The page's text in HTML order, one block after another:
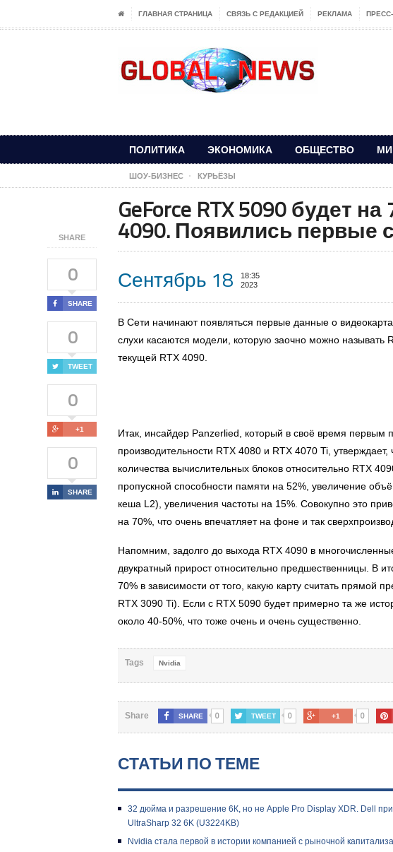
ГЛАВНАЯ СТРАНИЦА СВЯЗЬ С РЕДАКЦИЕЙ РЕКЛАМА
ПОЛИТИКА ЭКОНОМИКА ОБЩЕСТВО
ШОУ-БИЗНЕС КУРЬЁЗЫ
SHARE
0
SHARE
0
TWEET
0
+1
0
SHARE
GeForce RTX 5090 будет
4090. Появились первые
Сентябрь 18
18:35
2023
В Сети начинают появляться первые данные о
слухи касаются модели, которую заочно можно называть
текущей RTX 4090.
Итак, инсайдер Panzerlied, который в своё время первым
производительности RTX 4080 и RTX 4070 Ti,
количества вычислительных блоков относительно RTX
пропускной способности памяти на 52%, увеличение
кеша L2), увеличения частоты на 15%. Совокупно это
на 70%, что очень впечатляет на фоне и так
Напомним, задолго до выхода RTX 4090 в
двукратный прирост относительно предшественницы. В
70% в зависимости от того, какую карту считать прямой
RTX 3090 Ti). Если с RTX 5090 будет примерно та же
около 40-50%, что тоже очень и очень существенно.
Tags Nvidia
Share SHARE 0 TWEET 0 +1 0
СТАТЬИ ПО ТЕМЕ
32 дюйма и разрешение 6К, но не Apple Pro Display XDR. Dell
UltraSharp 32 6K (U3224KB)
Nvidia стала первой в истории компанией с рыночной